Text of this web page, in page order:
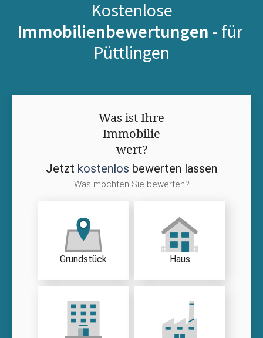
Kostenlose
Immobilienbewertungen - für
Püttlingen
Was ist Ihre
Immobilie
wert?
Jetzt kostenlos bewerten lassen
Was möchten Sie bewerten?
Grundstück Haus